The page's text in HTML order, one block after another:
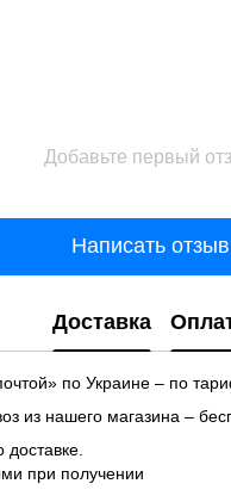
Добавьте первый
Написать отзыв
Доставка
по Украине – по
из нашего магазина –
при получении